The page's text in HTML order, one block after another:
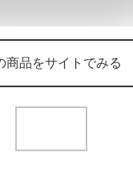
商品をサイトでみる